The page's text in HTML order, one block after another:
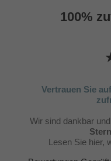
100%
Vertrauen Sie
Wir sind dankbar
Lesen Sie hier,